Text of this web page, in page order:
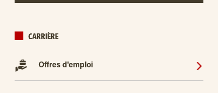
CARRIÈRE
Offres d'emploi